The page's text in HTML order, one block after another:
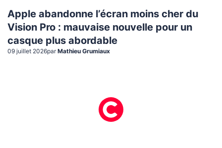
Apple abandonne l’écran moins cher du
Vision Pro : mauvaise nouvelle pour un
casque plus abordable
09 juillet 2026par Mathieu Grumiaux